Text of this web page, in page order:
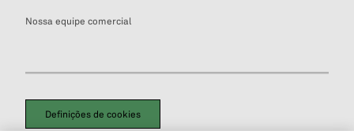
Nossa equipe comercial
Definições de cookies